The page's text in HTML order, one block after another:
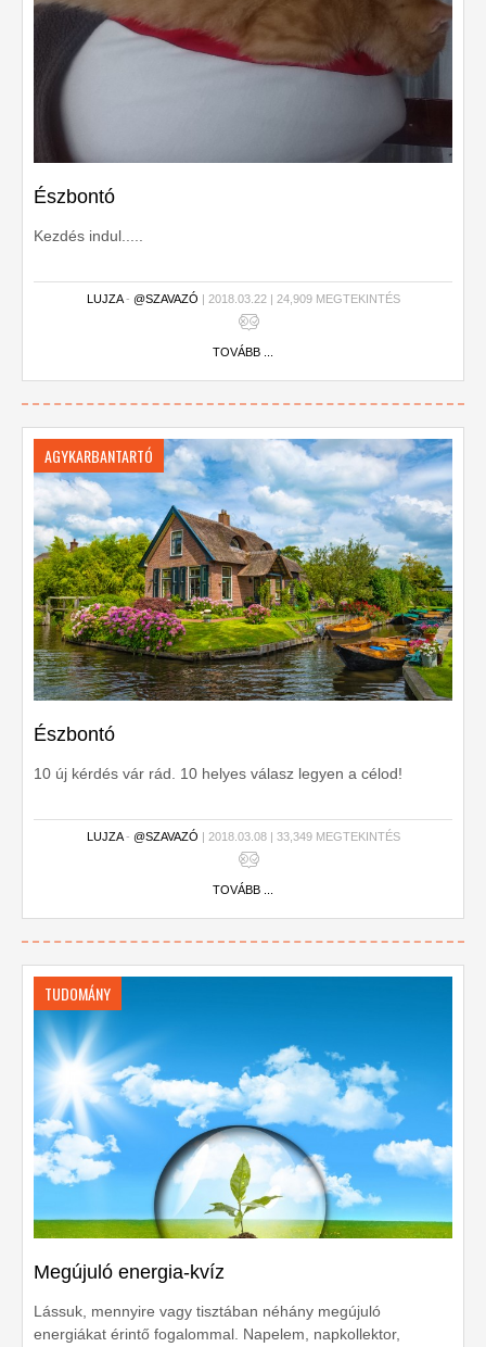
Észbontó
Kezdés indul.....
LUJZA- @SZAVAZÓ | 2018.03.22 | 24,909 MEGTEKINTÉS
TOVÁBB ...
AGYKARBANTARTÓ
Észbontó
10 új kérdés vár rád. 10 helyes válasz legyen a célod!
LUJZA- @SZAVAZÓ | 2018.03.08 | 33,349 MEGTEKINTÉS
TOVÁBB ...
TUDOMÁNY
Megújuló energia-kvíz
Lássuk, mennyire vagy tisztában néhány megújuló
energiákat érintő fogalommal. Napelem, napkollektor,